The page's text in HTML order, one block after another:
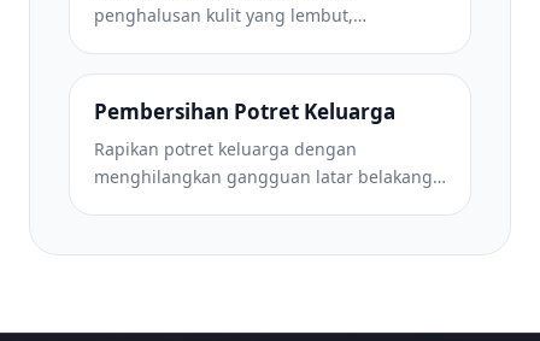
penghalusan kulit yang lembut,
penyederhanaan latar belakang, dan
gradasi warna yang hangat untuk
tampilan potret kehamilan yang abadi.
Pembersihan Potret Keluarga
Rapikan potret keluarga dengan
menghilangkan gangguan latar belakang,
dan memastikan semua orang tampil